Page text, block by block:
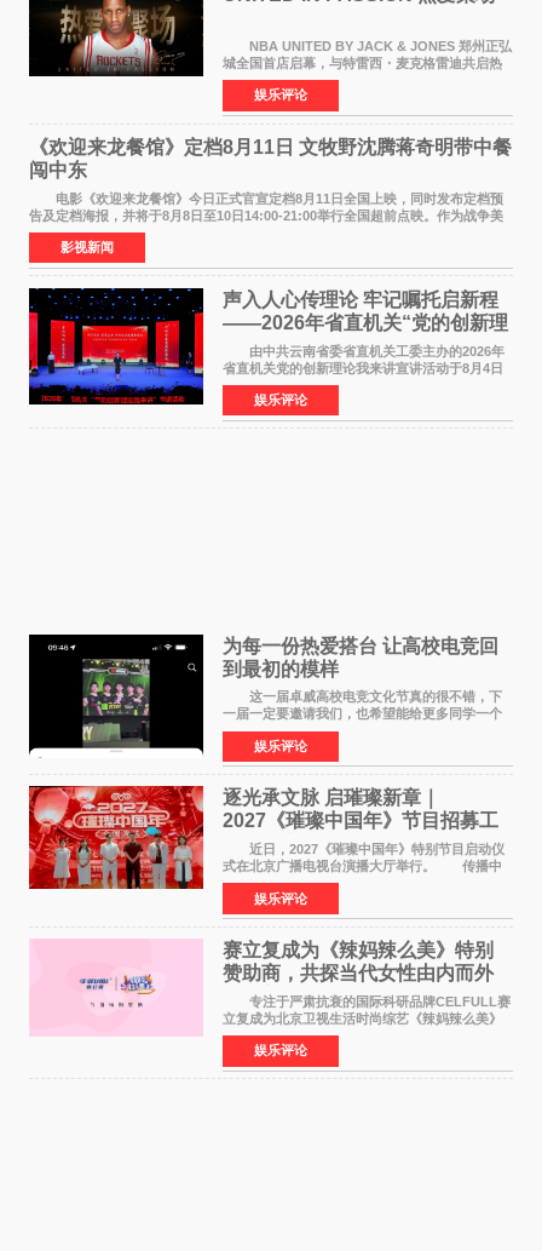
NBA UNITED BY JACK & JONES 郑州正弘
城全国首店启幕，与特雷西・麦克格雷迪共启热
爱 2026 年7 月21 日，
NBAUNITEDBYJACK&JONES 全国首店，于郑
州正弘城正式启幕。NBA 传奇球星
娱乐评论
《欢迎来龙餐馆》定档8月11日 文牧野沈腾蒋奇明带中餐
闯中东
电影《欢迎来龙餐馆》今日正式官宣定档8月11日全国上映，同时发布定档预
告及定档海报，并将于8月8日至10日14:00-21:00举行全国超前点映。作为战争美
食大片，影片讲述的是中国厨师徐福（沈腾
影视新闻
声入人心传理论 牢记嘱托启新程
——2026年省直机关“党的创新理
论我来讲”宣讲活动圆满落幕
由中共云南省委省直机关工委主办的2026年
省直机关党的创新理论我来讲宣讲活动于8月4日
至5日在昆明举办。活动以 "牢记嘱托 感恩奋进
开创云南发展新局面 "为主题，坚持以新时代中国
特色社会主义
娱乐评论
为每一份热爱搭台 让高校电竞回
到最初的模样
这一届卓威高校电竞文化节真的很不错，下
一届一定要邀请我们，也希望能给更多同学一个
来到现场的机会。 2026卓威高校电竞文化节
已经落下帷幕，在活动结束后，仍有不少高校电
竞社负责人和现
娱乐评论
逐光承文脉 启璀璨新章｜
2027《璀璨中国年》节目招募工
作圆满启动
近日，2027《璀璨中国年》特别节目启动仪
式在北京广播电视台演播大厅举行。 传播中
华优秀传统文化，弘扬纯正国风艺术，打造高规
格、高质感、正能量的文艺盛典，是璀璨中国年
矢志不渝的初心
娱乐评论
赛立复成为《辣妈辣么美》特别
赞助商，共探当代女性由内而外
活力美
专注于严肃抗衰的国际科研品牌CELFULL赛
立复成为北京卫视生活时尚综艺《辣妈辣么美》
的特别赞助商,明星辣妈袁咏仪倾情参与，向广大
都市女性传递健康生活新主张，寄语当代女性在
家庭与自我之间
娱乐评论